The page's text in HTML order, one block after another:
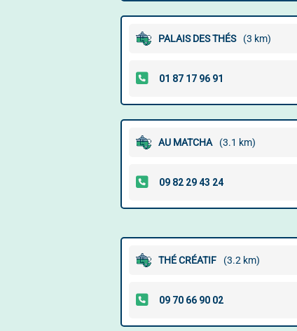
PALAIS DES THÉS (3 km)
AU MATCHA (3.1 km)
THÉ CRÉATIF (3.2 km)